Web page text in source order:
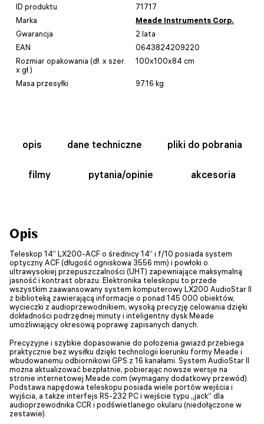
ID produktu
71717
Marka
Meade Instruments Corp.
Gwarancja
2 lata
EAN
0643824209220
Rozmiar opakowania (dł. x szer.
x gł.)
100x100x84 cm
Masa przesyłki 97.16 kg
opis dane techniczne pliki do pobrania
filmy pytania/opinie akcesoria
Opis
Teleskop 14” LX200-ACF o średnicy 14” i f/10 posiada system
optyczny ACF (długość ogniskowa 3556 mm) i powłoki o
ultrawysokiej przepuszczalności (UHT) zapewniające maksymalną
jasność i kontrast obrazu. Elektronika teleskopu to przede
wszystkim zaawansowany system komputerowy LX200 AudioStar II
z biblioteką zawierającą informacje o ponad 145 000 obiektów,
wycieczki z audioprzewodnikiem, wysoką precyzję celowania dzięki
dokładności podrzędnej minuty i inteligentny dysk Meade
umożliwiający okresową poprawę zapisanych danych.
Precyzyjne i szybkie dopasowanie do położenia gwiazd przebiega
praktycznie bez wysiłku dzięki technologii kierunku formy Meade i
wbudowanemu odbiornikowi GPS z 16 kanałami. System AudioStar II
można aktualizować bezpłatnie, pobierając nowsze wersje na
stronie internetowej Meade.com (wymagany dodatkowy przewód).
Podstawa napędowa teleskopu posiada wiele portów wejścia i
wyjścia, a także interfejs RS-232 PC i wejście typu „jack” dla
audioprzewodnika CCR i podświetlanego okularu (niedołączone w
zestawie).